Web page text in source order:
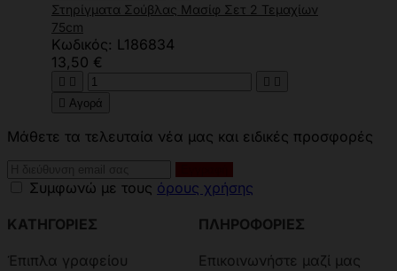
Στηρίγματα Σούβλας Μασίφ Σετ 2 Τεμαχίων
75cm
Κωδικός: L186834
13,50 €
   
 Αγορά
Μάθετε τα τελευταία νέα μας και ειδικές προσφορές
Συμφωνώ με τους όρους χρήσης
ΚΑΤΗΓΟΡΙΕΣ
Έπιπλα γραφείου
ΠΛΗΡΟΦΟΡΙΕΣ
Επικοινωνήστε μαζί μας